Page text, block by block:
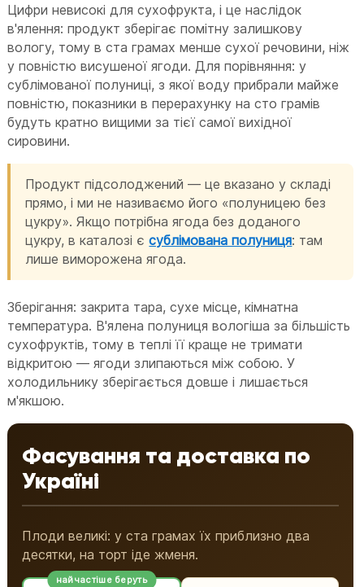
Цифри невисокі для сухофрукта, і це наслідок
в'ялення: продукт зберігає помітну залишкову
вологу, тому в ста грамах менше сухої речовини, ніж
у повністю висушеної ягоди. Для порівняння: у
сублімованої полуниці, з якої воду прибрали майже
повністю, показники в перерахунку на сто грамів
будуть кратно вищими за тієї самої вихідної
сировини.
Продукт підсолоджений — це вказано у складі
прямо, і ми не називаємо його «полуницею без
цукру». Якщо потрібна ягода без доданого
цукру, в каталозі єсублімована полуниця: там
лише виморожена ягода.
Зберігання: закрита тара, сухе місце, кімнатна
температура. В'ялена полуниця вологіша за більшість
сухофруктів, тому в теплі її краще не тримати
відкритою — ягоди злипаються між собою. У
холодильнику зберігається довше і лишається
м'якшою.
Фасування та доставка по
Україні
Плоди великі: у ста грамах їх приблизно два
десятки, на торт іде жменя.
найчастіше беруть